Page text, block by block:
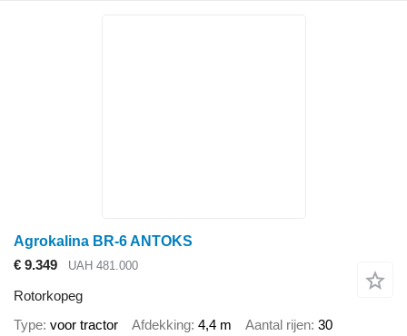
Agrokalina BR-6 ANTOKS
€ 9.349
UAH 481.000
Rotorkopeg
Type voor tractor Afdekking 4,4 m Aantal rijen 30